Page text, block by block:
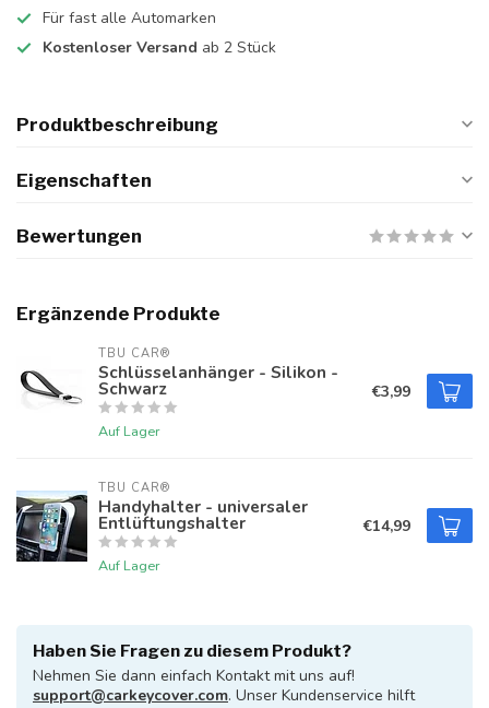
Für fast alle Automarken
Kostenloser Versand ab 2 Stück
Produktbeschreibung
Eigenschaften
Bewertungen
Ergänzende Produkte
TBU CAR®
Schlüsselanhänger - Silikon -
Schwarz
Auf Lager
€3,99
TBU CAR®
Handyhalter - universaler
Entlüftungshalter
Auf Lager
€14,99
Haben Sie Fragen zu diesem Produkt?
Nehmen Sie dann einfach Kontakt mit uns auf!
support@carkeycover.com. Unser Kundenservice hilft